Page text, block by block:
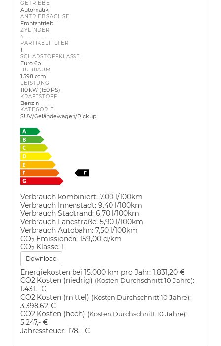
GETRIEBE
Automatik
ANTRIEBSACHSE
Frontantrieb
ZYLINDER
4
PARTIKELFILTER
1
SCHADSTOFFKLASSE
Euro 6b
HUBRAUM
1.598 ccm
LEISTUNG
110 kW (150 PS)
KRAFTSTOFF
Benzin
KATEGORIE
SUV/Geländewagen/Pickup
Verbrauch kombiniert: 7,00 l/100km
Verbrauch Innenstadt: 9,40 l/100km
Verbrauch Stadtrand: 6,70 l/100km
Verbrauch Landstraße: 5,90 l/100km
Verbrauch Autobahn: 7,50 l/100km
CO2-Emissionen: 159,00 g/km
CO2-Klasse: F
Download
Energiekosten bei 15.000 km pro Jahr: 1.831,20 €
CO2 Kosten (niedrig) (Kosten Durchschnitt 10 Jahre):
1.431,- €
CO2 Kosten (mittel) (Kosten Durchschnitt 10 Jahre):
3.398,62 €
CO2 Kosten (hoch) (Kosten Durchschnitt 10 Jahre):
5.247,- €
Jahressteuer: 178,- €